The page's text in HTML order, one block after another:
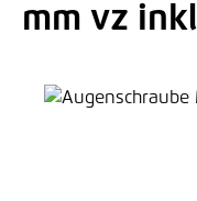
mm vz
Bildergalerie